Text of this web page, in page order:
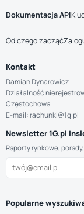
Dokumentacja API
Od czego zacząć
Kontakt
Damian Dynarowicz
Działalność
Częstochowa
E-mail: rachunki@1g.pl
Newsletter 1G.pl
Raporty rynkowe,
Popularne